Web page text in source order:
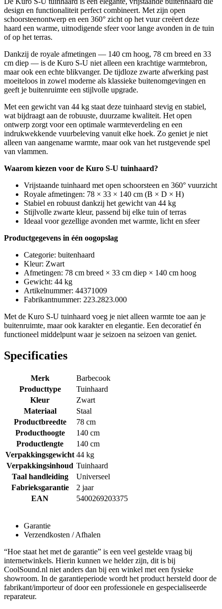
design en functionaliteit perfect combineert. Met zijn open
schoorsteenontwerp en een 360° zicht op het vuur creëert deze
haard een warme, uitnodigende sfeer voor lange avonden in de tuin
of op het terras.
Dankzij de royale afmetingen — 140 cm hoog, 78 cm breed en 33
cm diep — is de Kuro S-U niet alleen een krachtige warmtebron,
maar ook een echte blikvanger. De tijdloze zwarte afwerking past
moeiteloos in zowel moderne als klassieke buitenomgevingen en
geeft je buitenruimte een stijlvolle upgrade.
Met een gewicht van 44 kg staat deze tuinhaard stevig en stabiel,
wat bijdraagt aan de robuuste, duurzame kwaliteit. Het open
ontwerp zorgt voor een optimale warmteverdeling en een
indrukwekkende vuurbeleving vanuit elke hoek. Zo geniet je niet
alleen van aangename warmte, maar ook van het rustgevende spel
van vlammen.
Waarom kiezen voor de Kuro S-U tuinhaard?
Vrijstaande tuinhaard met open schoorsteen en 360° vuurzicht
Royale afmetingen: 78 × 33 × 140 cm (B × D × H)
Stabiel en robuust dankzij het gewicht van 44 kg
Stijlvolle zwarte kleur, passend bij elke tuin of terras
Ideaal voor gezellige avonden met warmte, licht en sfeer
Productgegevens in één oogopslag
Categorie: buitenhaard
Kleur: Zwart
Afmetingen: 78 cm breed × 33 cm diep × 140 cm hoog
Gewicht: 44 kg
Artikelnummer: 44371009
Fabrikantnummer: 223.2823.000
Met de Kuro S-U tuinhaard voeg je niet alleen warmte toe aan je
buitenruimte, maar ook karakter en elegantie. Een decoratief én
functioneel middelpunt waar je seizoen na seizoen van geniet.
Specificaties
Merk
Barbecook
Producttype
Tuinhaard
Kleur
Zwart
Materiaal
Staal
Productbreedte
78 cm
Producthoogte
140 cm
Productlengte
140 cm
Verpakkingsgewicht 44 kg
Verpakkingsinhoud Tuinhaard
Taal handleiding
Universeel
Fabrieksgarantie
2 jaar
EAN
5400269203375
Garantie
Verzendkosten / Afhalen
“Hoe staat het met de garantie” is een veel gestelde vraag bij
internetwinkels. Hierin kunnen we helder zijn, dit is bij
CoolSound.nl niet anders dan bij een winkel met een fysieke
showroom. In de garantieperiode wordt het product hersteld door de
fabrikant/importeur of door een professionele en gespecialiseerde
reparateur.